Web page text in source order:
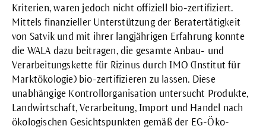
Kriterien, waren jedoch nicht offiziell bio-zertifiziert.
Mittels finanzieller Unterstützung der Beratertätigkeit
von Satvik und mit ihrer langjährigen Erfahrung konnte
die WALA dazu beitragen, die gesamte Anbau- und
Verarbeitungskette für Rizinus durch IMO (Institut für
Marktökologie) bio-zertifizieren zu lassen. Diese
unabhängige Kontrollorganisation untersucht Produkte,
Landwirtschaft, Verarbeitung, Import und Handel nach
ökologischen Gesichtspunkten gemäß der EG-Öko-